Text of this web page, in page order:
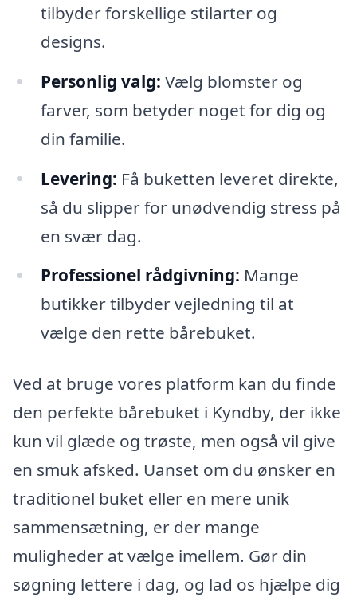
tilbyder forskellige stilarter og
designs.
Personlig valg: Vælg blomster og
farver, som betyder noget for dig og
din familie.
Levering: Få buketten leveret direkte,
så du slipper for unødvendig stress på
en svær dag.
Professionel rådgivning: Mange
butikker tilbyder vejledning til at
vælge den rette bårebuket.
Ved at bruge vores platform kan du finde
den perfekte bårebuket i Kyndby, der ikke
kun vil glæde og trøste, men også vil give
en smuk afsked. Uanset om du ønsker en
traditionel buket eller en mere unik
sammensætning, er der mange
muligheder at vælge imellem. Gør din
søgning lettere i dag, og lad os hjælpe dig